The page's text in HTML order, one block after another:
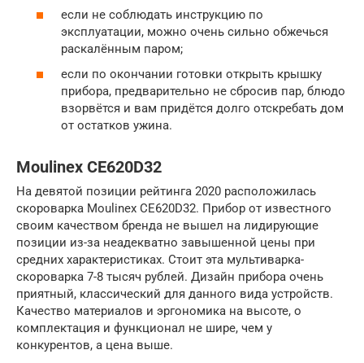
если не соблюдать инструкцию по
эксплуатации, можно очень сильно обжечься
раскалённым паром;
если по окончании готовки открыть крышку
прибора, предварительно не сбросив пар, блюдо
взорвётся и вам придётся долго отскребать дом
от остатков ужина.
Moulinex CE620D32
На девятой позиции рейтинга 2020 расположилась
скороварка Moulinex CE620D32. Прибор от известного
своим качеством бренда не вышел на лидирующие
позиции из-за неадекватно завышенной цены при
средних характеристиках. Стоит эта мультиварка-
скороварка 7-8 тысяч рублей. Дизайн прибора очень
приятный, классический для данного вида устройств.
Качество материалов и эргономика на высоте, о
комплектация и функционал не шире, чем у
конкурентов, а цена выше.